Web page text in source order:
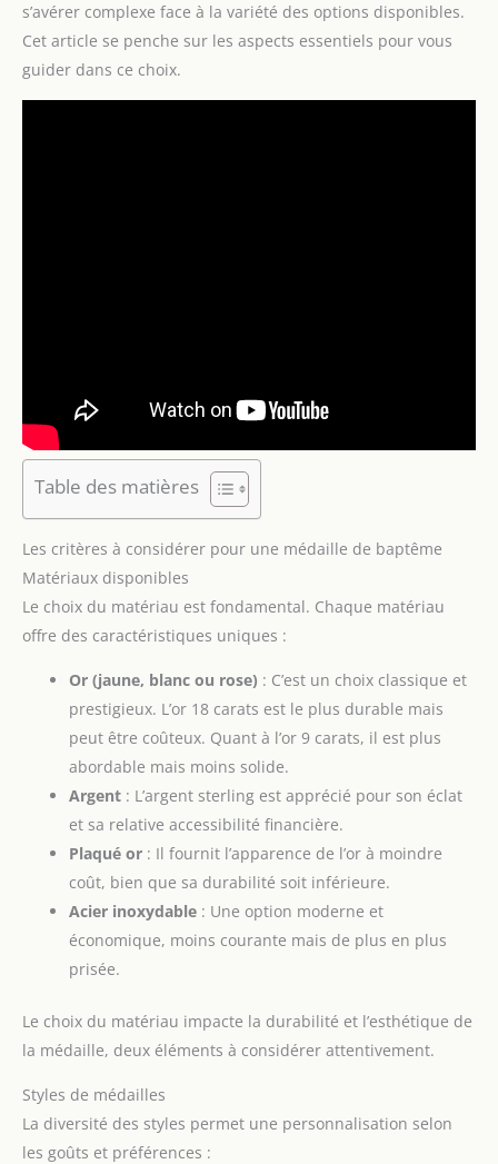
s’avérer complexe face à la variété des options disponibles.
Cet article se penche sur les aspects essentiels pour vous
guider dans ce choix.
Table des matières
Les critères à considérer pour une médaille de baptême
Matériaux disponibles
Le choix du matériau est fondamental. Chaque matériau
offre des caractéristiques uniques :
Or (jaune, blanc ou rose) : C’est un choix classique et
prestigieux. L’or 18 carats est le plus durable mais
peut être coûteux. Quant à l’or 9 carats, il est plus
abordable mais moins solide.
Argent : L’argent sterling est apprécié pour son éclat
et sa relative accessibilité financière.
Plaqué or : Il fournit l’apparence de l’or à moindre
coût, bien que sa durabilité soit inférieure.
Acier inoxydable : Une option moderne et
économique, moins courante mais de plus en plus
prisée.
Le choix du matériau impacte la durabilité et l’esthétique de
la médaille, deux éléments à considérer attentivement.
Styles de médailles
La diversité des styles permet une personnalisation selon
les goûts et préférences :